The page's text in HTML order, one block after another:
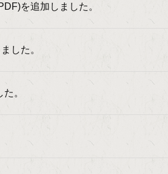
を追加しました。
した。
。